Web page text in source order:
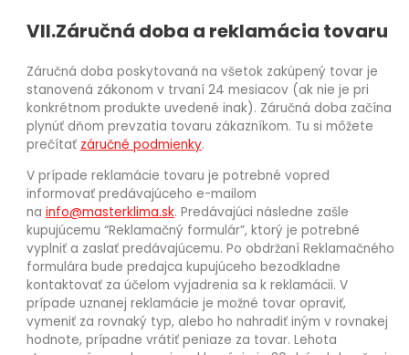
VII.Záručná doba a reklamácia tovaru
Záručná doba poskytovaná na všetok zakúpený tovar je
stanovená zákonom v trvaní 24 mesiacov (ak nie je pri
konkrétnom produkte uvedené inak). Záručná doba začína
plynúť dňom prevzatia tovaru zákazníkom. Tu si môžete
prečítať záručné podmienky.
V prípade reklamácie tovaru je potrebné vopred
informovať predávajúceho e-mailom
nainfo@masterklima.sk. Predávajúci následne zašle
kupujúcemu “Reklamačný formulár”, ktorý je potrebné
vyplniť a zaslať predávajúcemu. Po obdržaní Reklamačného
formulára bude predajca kupujúceho bezodkladne
kontaktovať za účelom vyjadrenia sa k reklamácii. V
prípade uznanej reklamácie je možné tovar opraviť,
vymeniť za rovnaký typ, alebo ho nahradiť iným v rovnakej
hodnote, prípadne vrátiť peniaze za tovar. Lehota